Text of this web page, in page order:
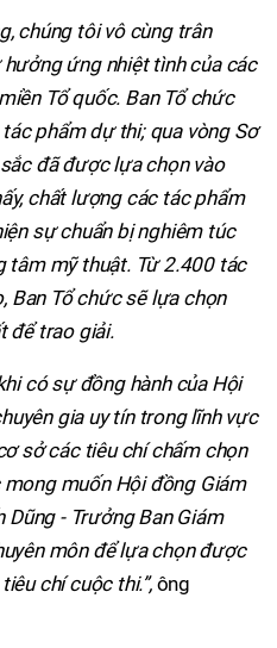
chúng tôi vô cùng trân
ứng nhiệt tình của các
Tổ quốc. Ban Tổ chức
phẩm dự thi; qua vòng Sơ
đã được lựa chọn vào
chất lượng các tác phẩm
sự chuẩn bị nghiêm túc
tâm mỹ thuật. Từ 2.400 tác
Ban Tổ chức sẽ lựa chọn
để trao giải.
có sự đồng hành của Hội
gia uy tín trong lĩnh vực
sở các tiêu chí chấm chọn
muốn Hội đồng Giám
Dũng - Trưởng Ban Giám
môn để lựa chọn được
chí cuộc thi.”,ông